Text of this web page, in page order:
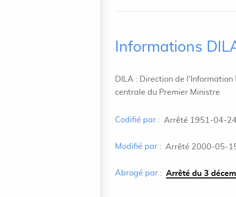
Informations
DILA : Direction de
centrale du Premier Ministre
Codifié par : Arrêté 1951-04-24
Modifié par : Arrêté 2000-05-
Abrogé par : Arrêté du 3